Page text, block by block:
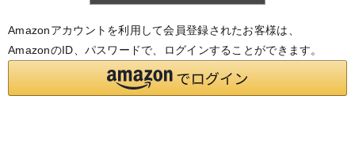
Amazonアカウントを利用して会員登録されたお客様は、
AmazonのID、パスワードで、ログインすることができます。